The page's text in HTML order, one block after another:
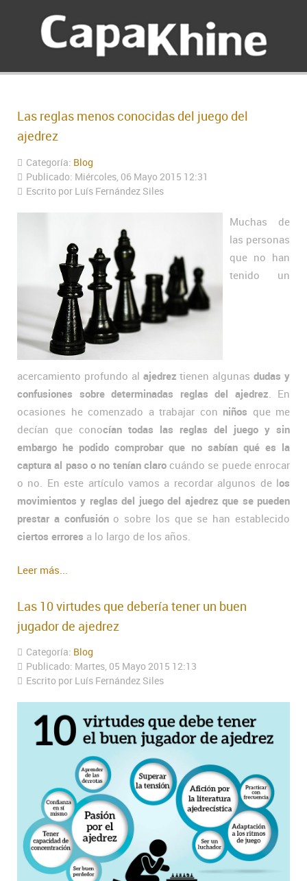
Las reglas menos conocidas del juego del
ajedrez
Categoría: Blog
Publicado: Miércoles, 06 Mayo 2015 12:31
Escrito por Luís Fernández Siles
Muchas de
las personas
que no han
tenido un
acercamiento profundo al ajedrez tienen algunasdudas y
confusiones sobre determinadas reglas del ajedrez. En
ocasiones he comenzado a trabajar con niños que me
decían que conocían todas las reglas del juego y sin
embargo he podido comprobar que no sabían qué es la
captura al paso o no tenían clarocuándo se puede enrocar
o no. En este artículo vamos a recordar algunos de los
movimientos y reglas del juego del ajedrez que se pueden
prestar a confusióno sobre los que se han establecido
ciertos errores a lo largo de los años.
Leer más...
Las 10 virtudes que debería tener un buen
jugador de ajedrez
Categoría: Blog
Publicado: Martes, 05 Mayo 2015 12:13
Escrito por Luís Fernández Siles